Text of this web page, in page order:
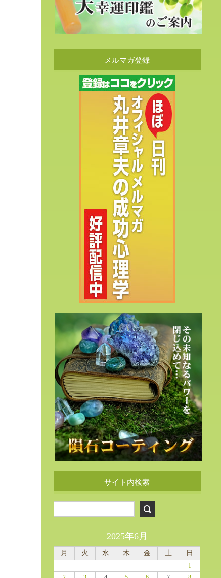
メルマガ登録
サイト内検索
2025年6月
月 火 水 木 金 土 日
1